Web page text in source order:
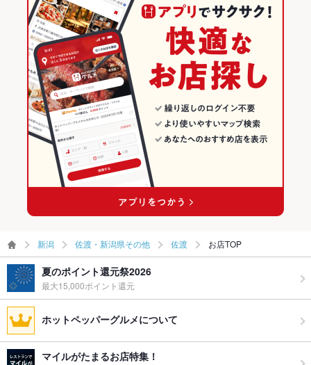
英語メニュ
あり
その他設備 －
その他
飲み放題 なし ：ご相談ください
食べ放題
日本酒充実、ワイン充実
お子様連れ お子様連れOK
ウェディン
ー二次会
－
お祝い・サ
プライズ対
応
可
ライブショ
ー
あり
ペット同伴 可
新潟 × カフェ・スイーツ
新潟 × カフェ
新潟 佐渡・新潟県その他 佐渡 お店TOP
夏のポイント還元祭2026
最大15,000ポイント還元
ホットペッパーグルメについて
マイルがたまるお店特集！